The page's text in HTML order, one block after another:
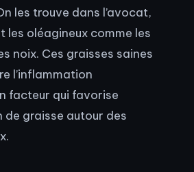
les trouve dans l’avocat,
les oléagineux comme les
noix. Ces graisses saines
l’inflammation
facteur qui favorise
de graisse autour des